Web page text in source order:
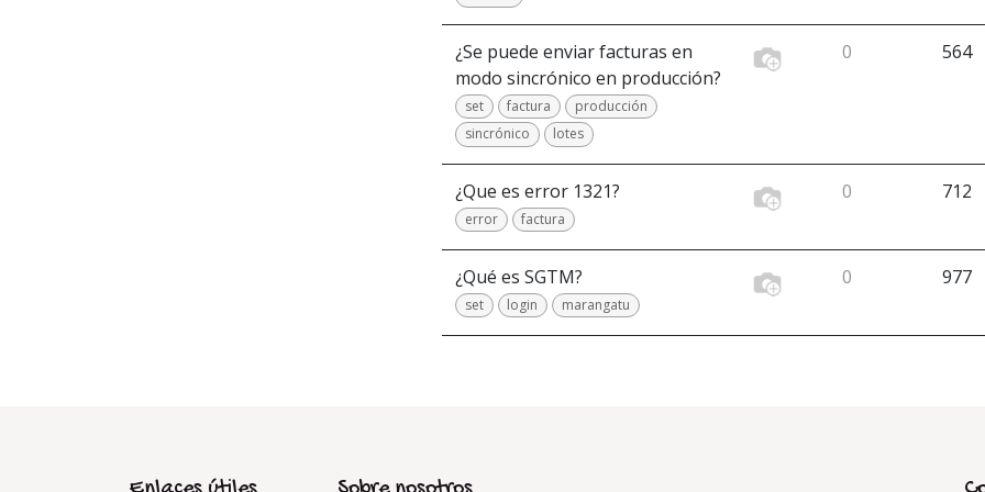
¿Se puede enviar facturas en
modo sincrónico en producción?
set factura
producción
sincrónico
lotes
0 564
¿Que es error 1321?
error factura
0 712
¿Qué es SGTM?
set login marangatu
0 977